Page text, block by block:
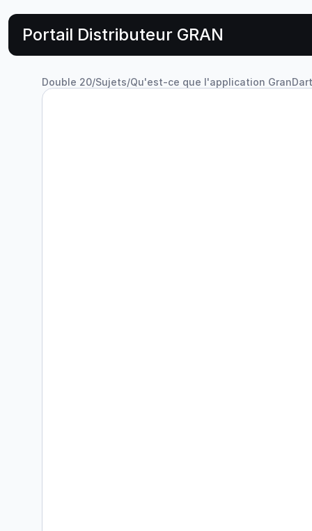
Portail Distributeur GRAN
Double 20/Sujets/Qu'est-ce que l'application